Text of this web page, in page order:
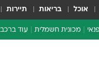
אוכל בריאות תיירות
מכונית חשמלית עוד ברכב